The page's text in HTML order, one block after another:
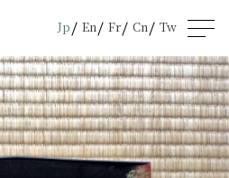
Jp En Fr Cn Tw
men
u